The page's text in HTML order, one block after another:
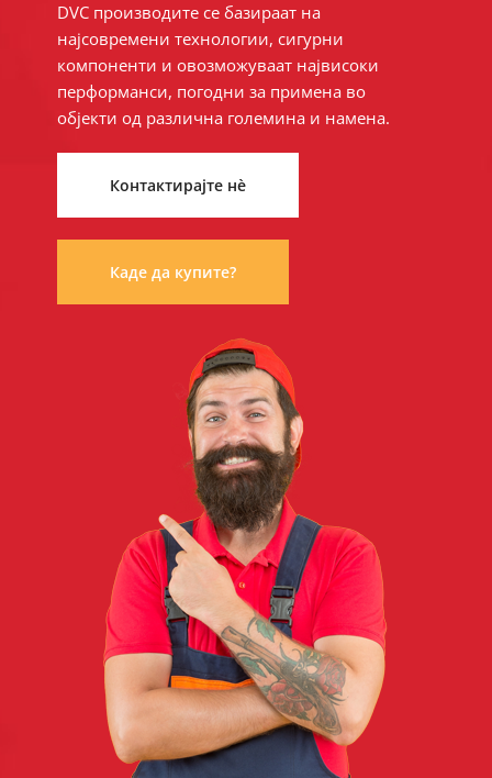
DVC производите се базираат на
најсовремени технологии, сигурни
компоненти и овозможуваат највисоки
перформанси, погодни за примена во
објекти од различна големина и намена.
Контактирајте нè
Каде да купите?